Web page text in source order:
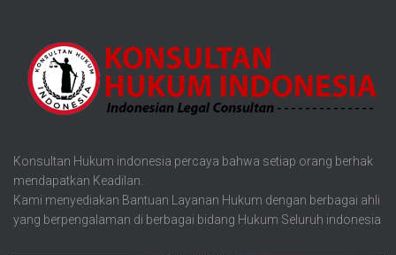
Konsultan Hukum indonesia percaya bahwa setiap orang berhak
mendapatkan Keadilan.
Kami menyediakan Bantuan Layanan Hukum dengan berbagai ahli
yang berpengalaman di berbagai bidang Hukum Seluruh indonesia